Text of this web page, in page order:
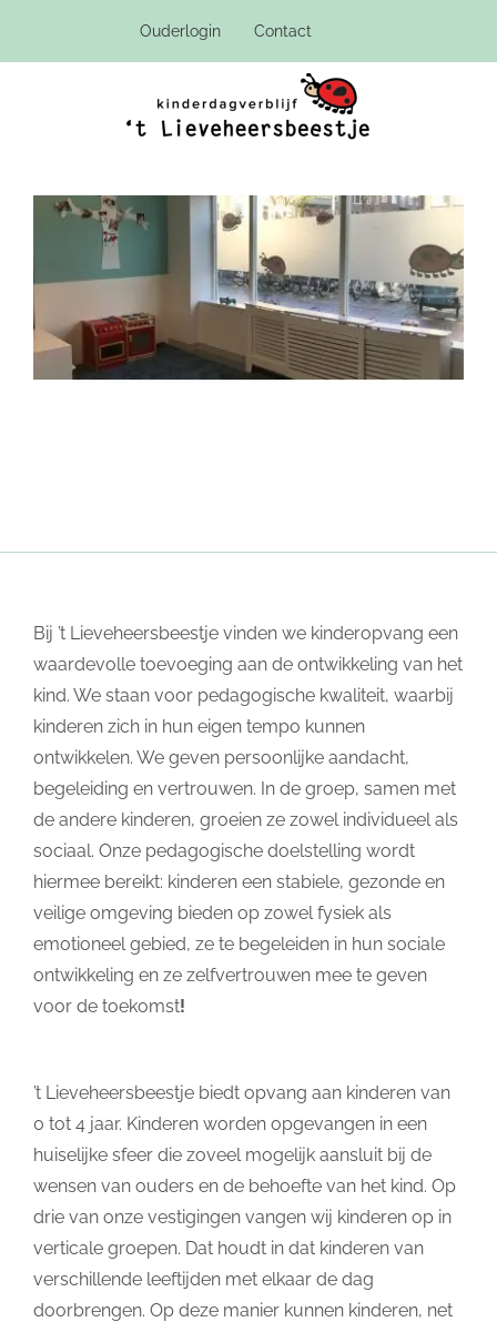
Ouderlogin Contact
Bij ’t Lieveheersbeestje vinden we kinderopvang een
waardevolle toevoeging aan de ontwikkeling van het
kind. We staan voor pedagogische kwaliteit, waarbij
kinderen zich in hun eigen tempo kunnen
ontwikkelen. We geven persoonlijke aandacht,
begeleiding en vertrouwen. In de groep, samen met
de andere kinderen, groeien ze zowel individueel als
sociaal. Onze pedagogische doelstelling wordt
hiermee bereikt: kinderen een stabiele, gezonde en
veilige omgeving bieden op zowel fysiek als
emotioneel gebied, ze te begeleiden in hun sociale
ontwikkeling en ze zelfvertrouwen mee te geven
voor de toekomst!
’t Lieveheersbeestje biedt opvang aan kinderen van
0 tot 4 jaar. Kinderen worden opgevangen in een
huiselijke sfeer die zoveel mogelijk aansluit bij de
wensen van ouders en de behoefte van het kind. Op
drie van onze vestigingen vangen wij kinderen op in
verticale groepen. Dat houdt in dat kinderen van
verschillende leeftijden met elkaar de dag
doorbrengen. Op deze manier kunnen kinderen, net